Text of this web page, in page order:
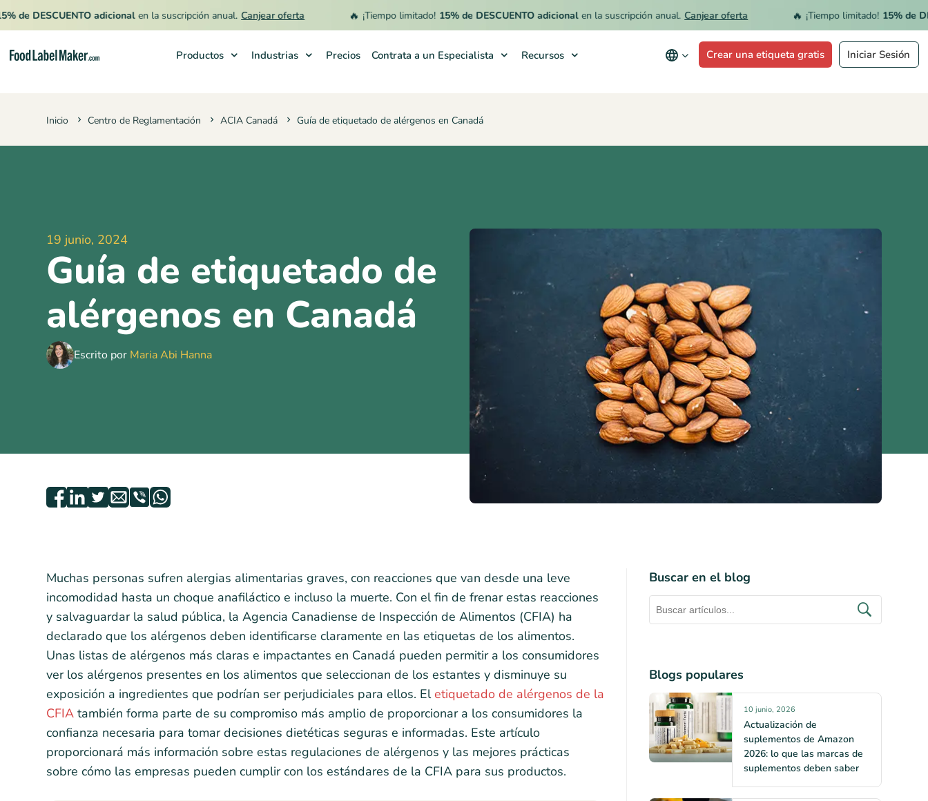
DESCUENTO adicional en la suscripción anual. Canjear oferta ¡Tiempo limitado! 15% de DESCUENTO adicional en la suscripción anual. Canjear oferta ¡Tiempo limitado! 15% de
Productos Industrias Precios Contrata a un Especialista Recursos Crear una etiqueta gratis Iniciar Sesión
Inicio Centro de Reglamentación ACIA Canadá Guía de etiquetado de alérgenos en Canadá
19 junio, 2024
Guía de etiquetado de
alérgenos en Canadá
Escrito por Maria Abi Hanna
Muchas personas sufren alergias alimentarias graves, con reacciones que van desde una leve
incomodidad hasta un choque anafiláctico e incluso la muerte. Con el fin de frenar estas reacciones
y salvaguardar la salud pública, la Agencia Canadiense de Inspección de Alimentos (CFIA) ha
declarado que los alérgenos deben identificarse claramente en las etiquetas de los alimentos.
Unas listas de alérgenos más claras e impactantes en Canadá pueden permitir a los consumidores
ver los alérgenos presentes en los alimentos que seleccionan de los estantes y disminuye su
exposición a ingredientes que podrían ser perjudiciales para ellos. Eletiquetado de alérgenos de la
CFIA también forma parte de su compromiso más amplio de proporcionar a los consumidores la
confianza necesaria para tomar decisiones dietéticas seguras e informadas. Este artículo
proporcionará más información sobre estas regulaciones de alérgenos y las mejores prácticas
sobre cómo las empresas pueden cumplir con los estándares de la CFIA para sus productos.
Buscar en el blog
Blogs populares
10 junio, 2026
Actualización de
suplementos de Amazon
2026: lo que las marcas de
suplementos deben saber
Industrias